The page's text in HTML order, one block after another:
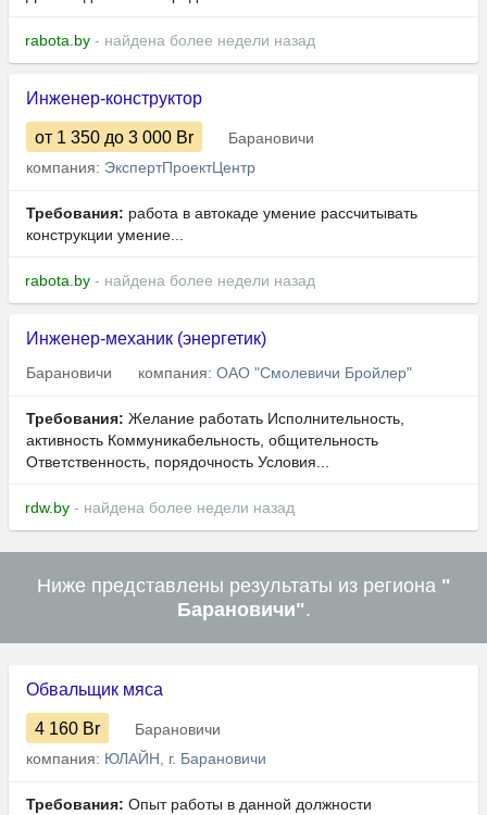
rabota.by - найдена более недели назад
Инженер-конструктор
от 1 350 до 3 000 Br
Барановичи
компания: ЭкспертПроектЦентр
Требования: работа в автокаде умение рассчитывать
конструкции умение...
rabota.by - найдена более недели назад
Инженер-механик (энергетик)
Барановичи компания: ОАО "Смолевичи Бройлер"
Требования: Желание работать Исполнительность,
активность Коммуникабельность, общительность
Ответственность, порядочность Условия...
rdw.by - найдена более недели назад
Ниже представлены результаты из региона "
Барановичи".
Обвальщик мяса
4 160 Br
Барановичи
компания: ЮЛАЙН, г. Барановичи
Требования: Опыт работы в данной должности